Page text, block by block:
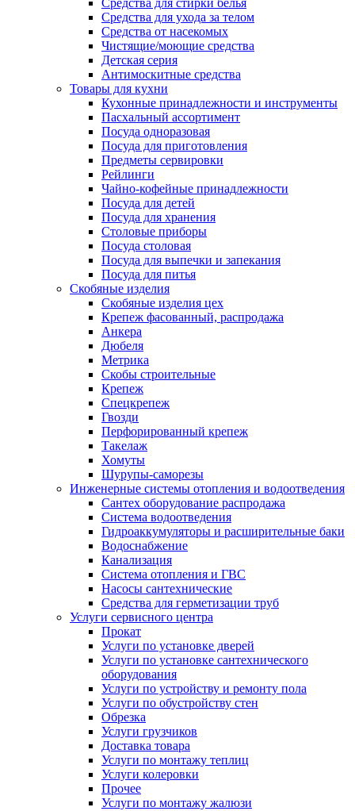
Средства для ухода за телом
Средства от насекомых
Чистящие/моющие средства
Детская серия
Антимоскитные средства
Товары для кухни
Кухонные принадлежности и инструменты
Пасхальный ассортимент
Посуда одноразовая
Посуда для приготовления
Предметы сервировки
Рейлинги
Чайно-кофейные принадлежности
Посуда для детей
Посуда для хранения
Столовые приборы
Посуда столовая
Посуда для выпечки и запекания
Посуда для питья
Скобяные изделия
Скобяные изделия цех
Крепеж фасованный, распродажа
Анкера
Дюбеля
Метрика
Скобы строительные
Крепеж
Спецкрепеж
Гвозди
Перфорированный крепеж
Такелаж
Хомуты
Шурупы-саморезы
Инженерные системы отопления и водоотведения
Сантех оборудование распродажа
Система водоотведения
Гидроаккумуляторы и расширительные баки
Водоснабжение
Канализация
Система отопления и ГВС
Насосы сантехнические
Средства для герметизации труб
Услуги сервисного центра
Прокат
Услуги по установке дверей
Услуги по установке сантехнического
оборудования
Услуги по устройству и ремонту пола
Услуги по обустройству стен
Обрезка
Услуги грузчиков
Доставка товара
Услуги по монтажу теплиц
Услуги колеровки
Прочее
Услуги по монтажу жалюзи